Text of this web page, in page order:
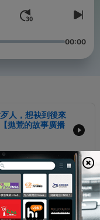
00:00
人，想袂到後來
拋荒的故事廣播
著一个印尼姑娘
劇】第35集 印